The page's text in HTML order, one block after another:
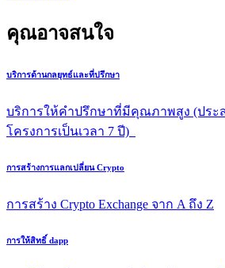
คุณอาจสนใจ
บริการด้านกลยุทธ์และที่ปรึกษา
บริการให้คําปรึกษาที่มีคุณภาพสูง (ประ
โครงการเป็นเวลา 7 ปี)
การสร้างการแลกเปลี่ยน Crypto
การสร้าง Crypto Exchange จาก A ถึง Z
การให้สิทธิ์ dapp